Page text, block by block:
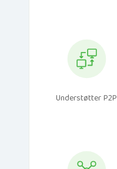
Understøtter P2P